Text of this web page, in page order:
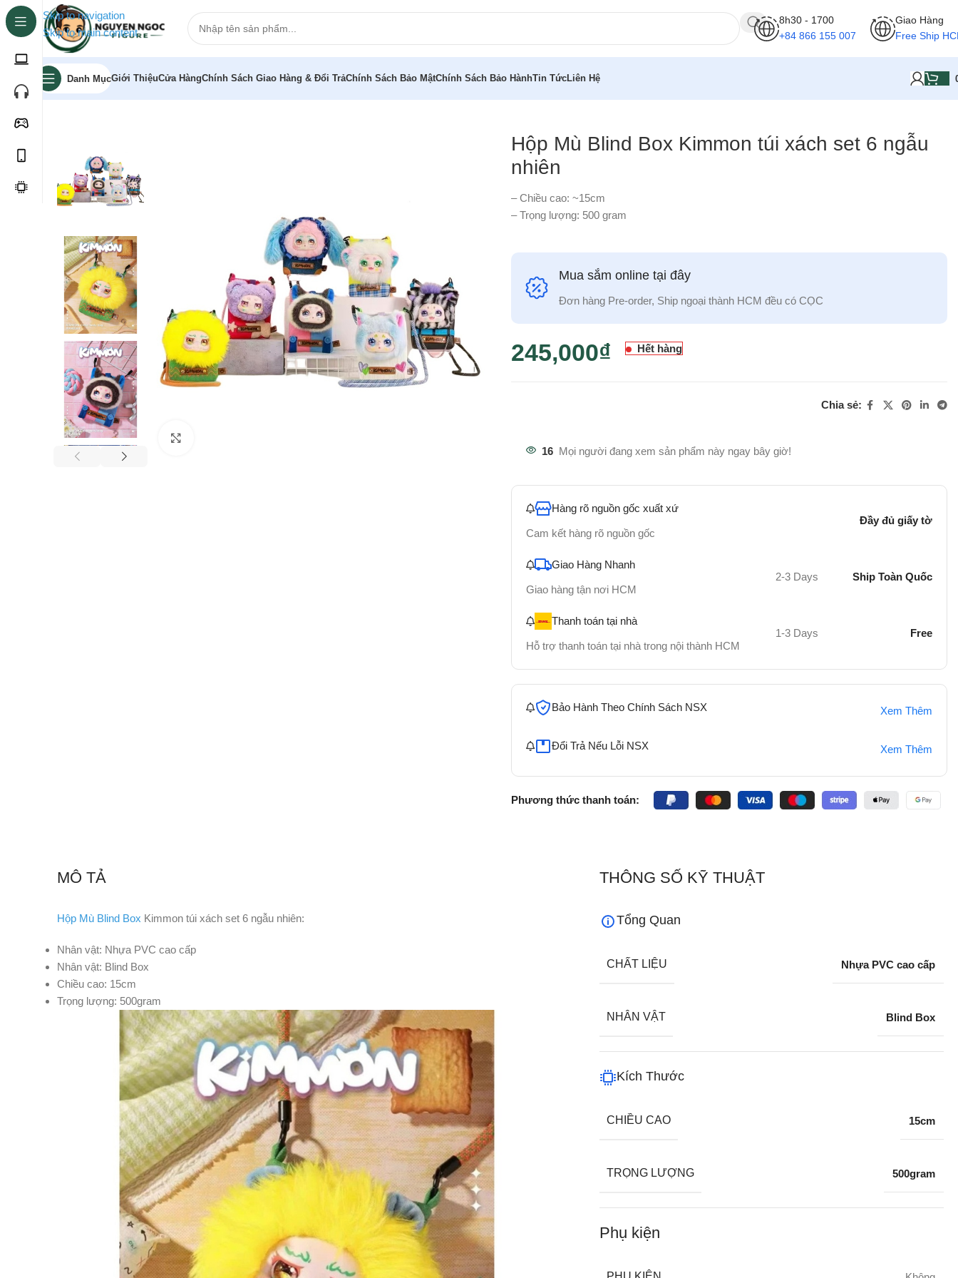
Skip to navigation
Skip to main content
8h30 - 1700
+84 866 155 007
Giao Hàng
Free Ship
Danh MụcGiới ThiệuCửa HàngChính Sách Giao Hàng & Đổi TrảChính Sách Bảo MậtChính Sách Bảo HànhTin TứcLiên Hệ
Trang chủ»
Hộp Mù Blind Box Kimmon túi xách set 6 ngẫu
nhiên
– Chiều cao: ~15cm
– Trọng lượng: 500 gram
Mua sắm online tại đây
Đơn hàng Pre-order, Ship ngoại thành HCM đều có CỌC
245,000₫ Hết hàng
Chia sẻ:
16 Mọi người đang xem sản phẩm này ngay bây giờ!
Hàng rõ nguồn gốc xuất xứ
Cam kết hàng rõ nguồn gốc
Đầy đủ giấy tờ
Giao Hàng Nhanh
Giao hàng tận nơi HCM
2-3 Days Ship Toàn Quốc
Thanh toán tại nhà
Hỗ trợ thanh toán tại nhà trong nội thành HCM
1-3 Days Free
Bảo Hành Theo Chính Sách NSX Xem Thêm
Đổi Trả Nếu Lỗi NSX Xem Thêm
Phương thức thanh toán:
MÔ TẢ
Hộp Mù Blind Box Kimmon túi xách set 6 ngẫu nhiên:
Nhân vật: Nhựa PVC cao cấp
Nhân vật: Blind Box
Chiều cao: 15cm
Trọng lượng: 500gram
THÔNG SỐ KỸ THUẬT
Tổng Quan
CHẤT LIỆU Nhựa PVC cao cấp
NHÂN VẬT Blind Box
Kích Thước
CHIỀU CAO 15cm
TRỌNG LƯỢNG 500gram
Phụ kiện